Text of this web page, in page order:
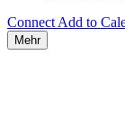
Connect Add to
Mehr